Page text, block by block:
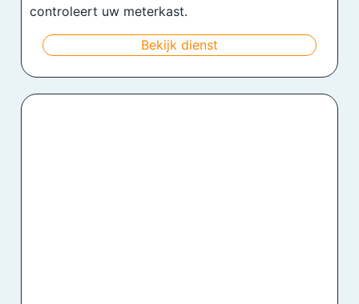
controleert uw meterkast.
Bekijk dienst